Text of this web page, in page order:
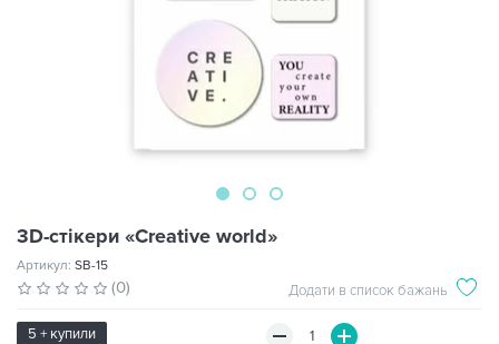
3D-стікери «Creative world»
Артикул: SB-15
(0) Додати в список бажань
5 + купили